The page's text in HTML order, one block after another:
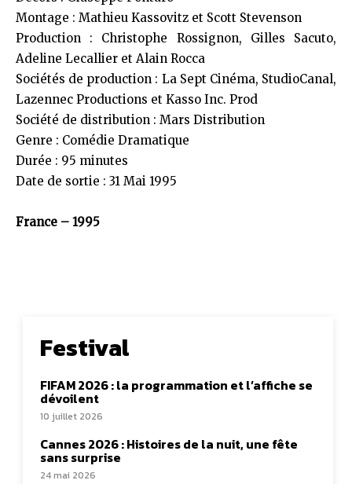
Montage : Mathieu Kassovitz et Scott Stevenson
Production : Christophe Rossignon, Gilles Sacuto,
Adeline Lecallier et Alain Rocca
Sociétés de production : La Sept Cinéma, StudioCanal,
Lazennec Productions et Kasso Inc. Prod
Société de distribution : Mars Distribution
Genre : Comédie Dramatique
Durée : 95 minutes
Date de sortie : 31 Mai 1995
France – 1995
Festival
FIFAM 2026 : la programmation et l’affiche se
dévoilent
10 juillet 2026
Cannes 2026 : Histoires de la nuit, une fête
sans surprise
24 mai 2026